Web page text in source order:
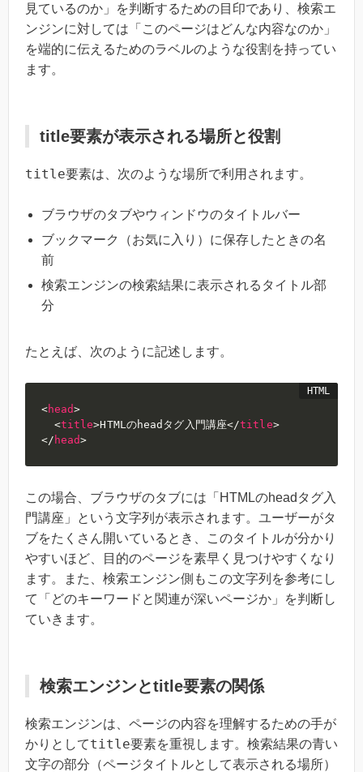
見ているのか」を判断するための目印であり、検索エ
ンジンに対しては「このページはどんな内容なのか」
を端的に伝えるためのラベルのような役割を持ってい
ます。
title要素が表示される場所と役割
title要素は、次のような場所で利用されます。
ブラウザのタブやウィンドウのタイトルバー
ブックマーク（お気に入り）に保存したときの名
前
検索エンジンの検索結果に表示されるタイトル部
分
たとえば、次のように記述します。
<head>
<title>HTMLのheadタグ入門講座</title>
</ head>
この場合、ブラウザのタブには「HTMLのheadタグ入
門講座」という文字列が表示されます。ユーザーがタ
ブをたくさん開いているとき、このタイトルが分かり
やすいほど、目的のページを素早く見つけやすくなり
ます。また、検索エンジン側もこの文字列を参考にし
て「どのキーワードと関連が深いページか」を判断し
ていきます。
検索エンジンとtitle要素の関係
検索エンジンは、ページの内容を理解するための手が
かりとしてtitle要素を重視します。検索結果の青い
文字の部分（ページタイトルとして表示される場所）